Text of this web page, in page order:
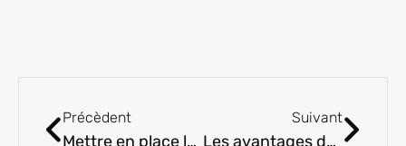
Précèdent
Mettre en place le matériel Montessori à la maison sans suréquiper
Suivant
Les avantages des coffrets gratuits pour futurs et jeunes parents